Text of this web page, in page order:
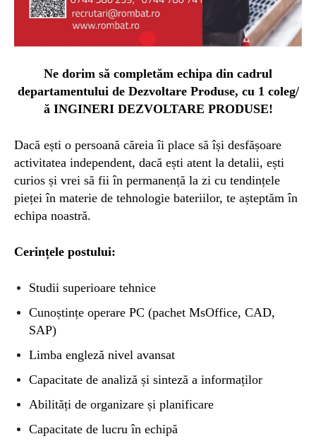
Ne dorim să completăm echipa din cadrul
departamentului de Dezvoltare Produse, cu 1 coleg/
ă INGINERI DEZVOLTARE PRODUSE!
Dacă ești o persoană căreia îi place să își desfășoare
activitatea independent, dacă ești atent la detalii, ești
curios și vrei să fii în permanență la zi cu tendințele
pieței în materie de tehnologie bateriilor, te așteptăm în
echipa noastră.
Cerințele postului:
Studii superioare tehnice
Cunoștințe operare PC (pachet MsOffice, CAD,
SAP)
Limba engleză nivel avansat
Capacitate de analiză și sinteză a informaților
Abilități de organizare și planificare
Capacitate de lucru în echipă